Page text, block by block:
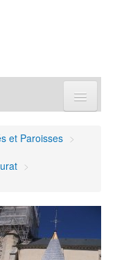
et Paroisses >
>